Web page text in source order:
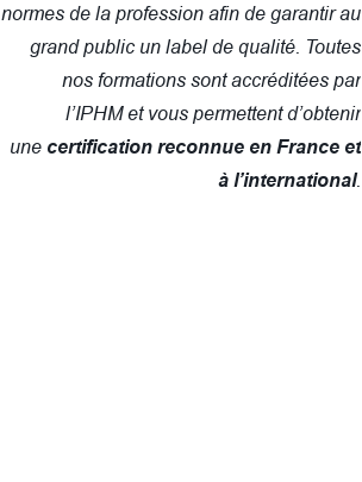
normes de la profession afin de garantir au
grand public un label de qualité. Toutes
nos formations sont accréditées par
l’IPHM et vous permettent d’obtenir
une certification reconnue en France et
à l’international.